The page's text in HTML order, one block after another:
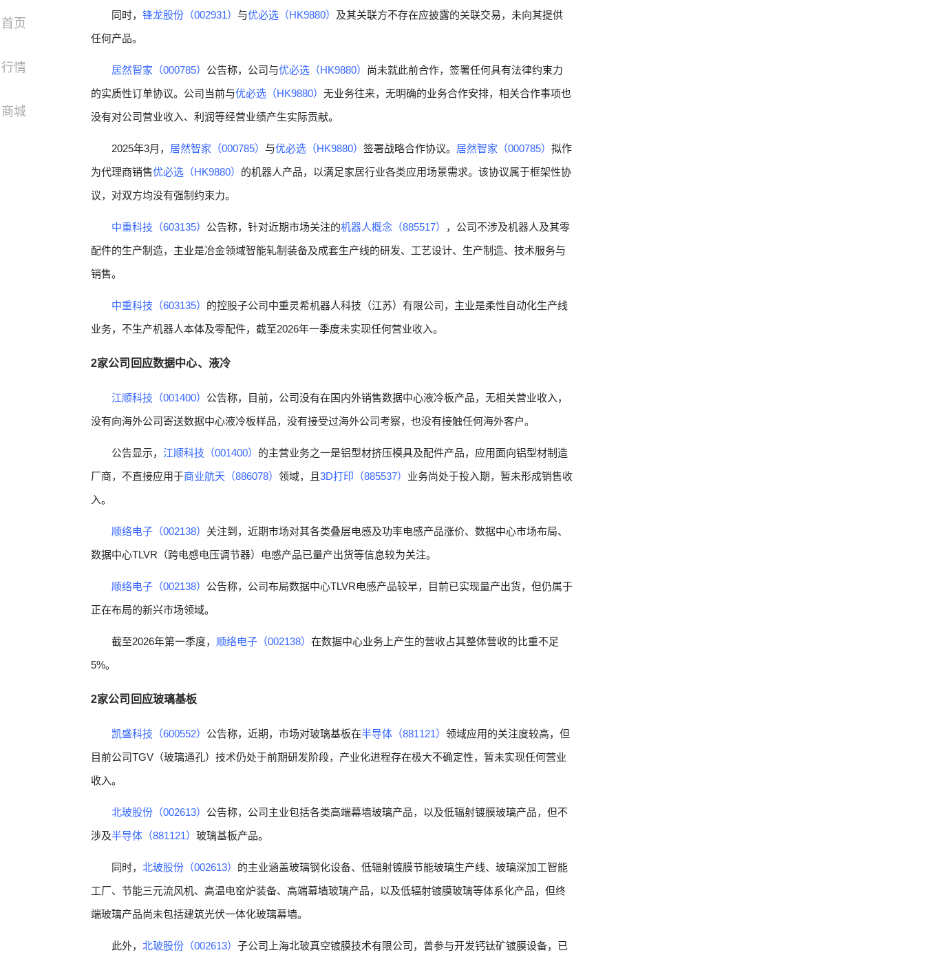
首页
行情
商城
同时， 锋龙股份（002931） 与优必选（HK9880） 及其关联方不存在应披露的关联交易，未向其提供
任何产品。
居然智家（000785） 公告称，公司与优必选（HK9880） 尚未就此前合作，签署任何具有法律约束力
的实质性订单协议。公司当前与优必选（HK9880） 无业务往来，无明确的业务合作安排，相关合作事项也
没有对公司营业收入、利润等经营业绩产生实际贡献。
2025年3月， 居然智家（000785） 与优必选（HK9880） 签署战略合作协议。 居然智家（000785） 拟作
为代理商销售优必选（HK9880） 的机器人产品，以满足家居行业各类应用场景需求。该协议属于框架性协
议，对双方均没有强制约束力。
中重科技（603135） 公告称，针对近期市场关注的机器人概念（885517）
，公司不涉及机器人及其零
配件的生产制造，主业是冶金领域智能轧制装备及成套生产线的研发、工艺设计、生产制造、技术服务与
销售。
中重科技（603135） 的控股子公司中重灵希机器人科技（江苏）有限公司，主业是柔性自动化生产线
业务，不生产机器人本体及零配件，截至2026年一季度未实现任何营业收入。
2家公司回应数据中心、液冷
江顺科技（001400） 公告称，目前，公司没有在国内外销售数据中心液冷板产品，无相关营业收入，
没有向海外公司寄送数据中心液冷板样品，没有接受过海外公司考察，也没有接触任何海外客户。
公告显示， 江顺科技（001400） 的主营业务之一是铝型材挤压模具及配件产品，应用面向铝型材制造
厂商，不直接应用于商业航天（886078） 领域，且 3D打印（885537） 业务尚处于投入期，暂未形成销售收
入。
顺络电子（002138） 关注到，近期市场对其各类叠层电感及功率电感产品涨价、数据中心市场布局、
数据中心TLVR（跨电感电压调节器）电感产品已量产出货等信息较为关注。
顺络电子（002138） 公告称，公司布局数据中心TLVR电感产品较早，目前已实现量产出货，但仍属于
正在布局的新兴市场领域。
截至2026年第一季度， 顺络电子（002138） 在数据中心业务上产生的营收占其整体营收的比重不足
5%。
2家公司回应玻璃基板
凯盛科技（600552） 公告称，近期，市场对玻璃基板在半导体（881121） 领域应用的关注度较高，但
目前公司TGV（玻璃通孔）技术仍处于前期研发阶段，产业化进程存在极大不确定性，暂未实现任何营业
收入。
北玻股份（002613） 公告称，公司主业包括各类高端幕墙玻璃产品，以及低辐射镀膜玻璃产品，但不
涉及半导体（881121） 玻璃基板产品。
同时， 北玻股份（002613） 的主业涵盖玻璃钢化设备、低辐射镀膜节能玻璃生产线、玻璃深加工智能
工厂、节能三元流风机、高温电窑炉装备、高端幕墙玻璃产品，以及低辐射镀膜玻璃等体系化产品，但终
端玻璃产品尚未包括建筑光伏一体化玻璃幕墙。
此外， 北玻股份（002613） 子公司上海北玻真空镀膜技术有限公司，曾参与开发钙钛矿镀膜设备，已